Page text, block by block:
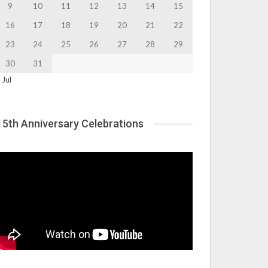
9 10 11 12 13 14
15
16
17 18 19 20 21
22
23
24 25 26 27 28
29
30
31
Jul
Anniversary Celebrations